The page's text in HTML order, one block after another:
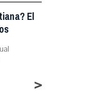
El
>